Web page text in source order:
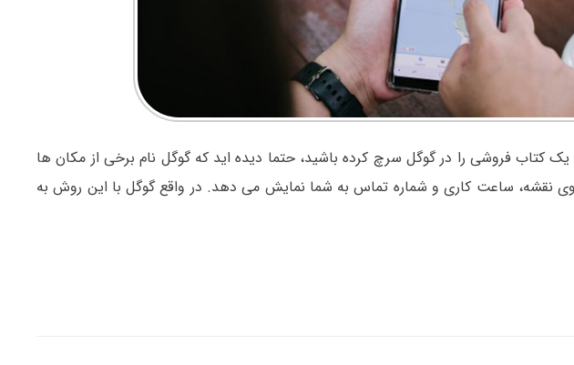
کتاب فروشی را در گوگل سرچ کرده باشید، حتما دیده اید که گوگل نام برخی از مکان ها
روی نقشه، ساعت کاری و شماره تماس به شما نمایش می دهد. در واقع گوگل با این روش به